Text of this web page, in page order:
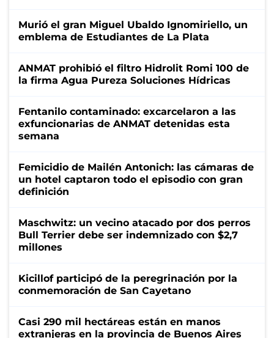
Murió el gran Miguel Ubaldo Ignomiriello, un
emblema de Estudiantes de La Plata
ANMAT prohibió el filtro Hidrolit Romi 100 de
la firma Agua Pureza Soluciones Hídricas
Fentanilo contaminado: excarcelaron a las
exfuncionarias de ANMAT detenidas esta
semana
Femicidio de Mailén Antonich: las cámaras de
un hotel captaron todo el episodio con gran
definición
Maschwitz: un vecino atacado por dos perros
Bull Terrier debe ser indemnizado con $2,7
millones
Kicillof participó de la peregrinación por la
conmemoración de San Cayetano
Casi 290 mil hectáreas están en manos
extranjeras en la provincia de Buenos Aires